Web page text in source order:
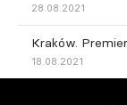
28.08.2021
Kraków.
18.08.2021